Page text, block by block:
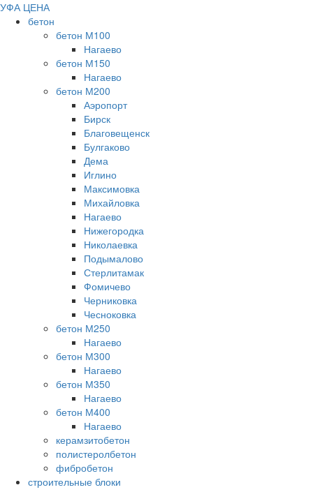
УФА ЦЕНА
бетон
бетон М100
Нагаево
бетон М150
Нагаево
бетон М200
Аэропорт
Бирск
Благовещенск
Булгаково
Дема
Иглино
Максимовка
Михайловка
Нагаево
Нижегородка
Николаевка
Подымалово
Стерлитамак
Фомичево
Черниковка
Чесноковка
бетон М250
Нагаево
бетон М300
Нагаево
бетон М350
Нагаево
бетон М400
Нагаево
керамзитобетон
полистеролбетон
фибробетон
строительные блоки